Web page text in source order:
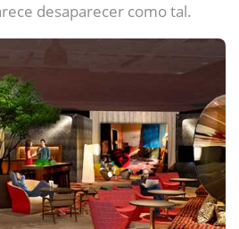
desaparecer como tal.